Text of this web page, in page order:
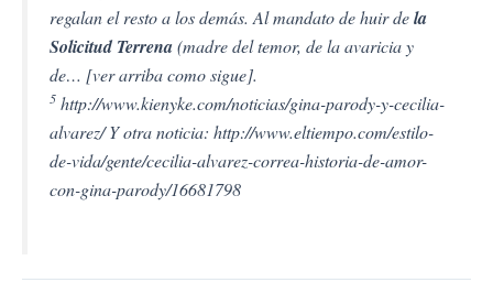
regalan el resto a los demás. Al mandato de huir dela
Solicitud Terrena(madre del temor, de la avaricia y
de… [ver arriba como sigue].
5 http://www.kienyke.com/noticias/gina-parody-y-cecilia-
alvarez/ Y otra noticia: http://www.eltiempo.com/estilo-
de-vida/gente/cecilia-alvarez-correa-historia-de-amor-
con-gina-parody/16681798